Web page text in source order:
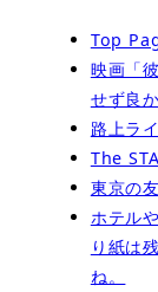
Top
映画「
せず良
路上ラ
The
東京の
ホテル
り紙は
ね。